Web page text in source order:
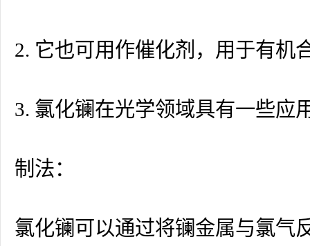
2. 它也可用作催化剂，用于有机
3. 氯化镧在光学领域具有一些应
制法：
氯化镧可以通过将镧金属与氯气